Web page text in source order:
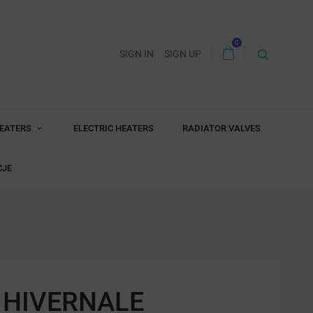
SIGN IN SIGN UP
0
ELECTRIC HEATERS RADIATOR VALVES